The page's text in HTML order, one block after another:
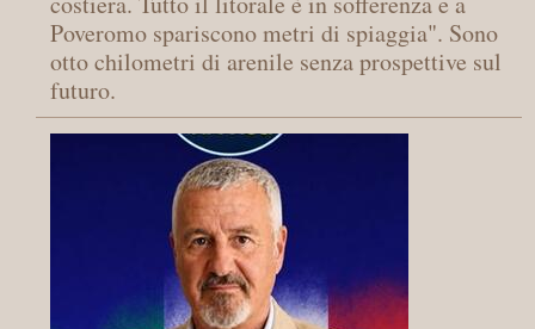
Poveromo spariscono metri di spiaggia". Sono
otto chilometri di arenile senza prospettive sul
futuro.